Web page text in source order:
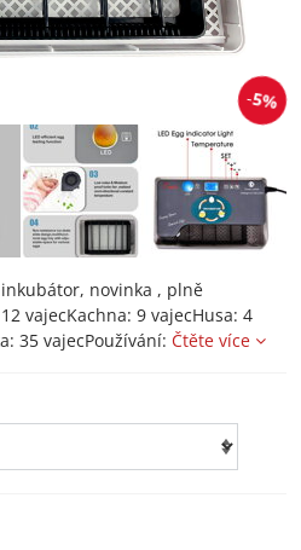
5%
novinka , plně
vajecKachna: 9 vajecHusa: 4
35 vajecPoužívání: Čtěte více